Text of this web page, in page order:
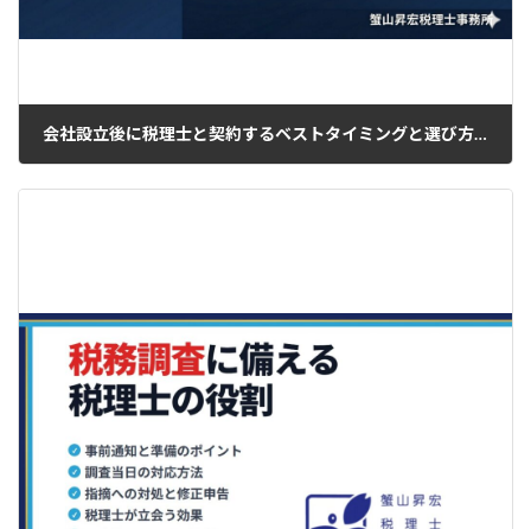
会社設立後に税理士と契約するベストタイミングと選び方【大阪版】